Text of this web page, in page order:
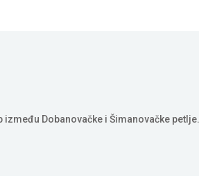
Dobanovačke i Šimanovačke petlje.